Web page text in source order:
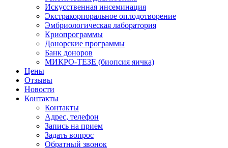
Искусственная инсеминация
Экстракорпоральное оплодотворение
Эмбриологическая лаборатория
Криопрограммы
Донорские программы
Банк доноров
МИКРО-ТЕЗЕ (биопсия яичка)
Цены
Отзывы
Новости
Контакты
Контакты
Адрес, телефон
Запись на прием
Задать вопрос
Обратный звонок